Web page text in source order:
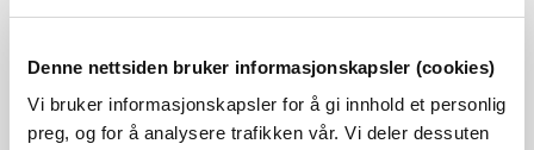
Denne nettsiden bruker informasjonskapsler (cookies)
Vi bruker informasjonskapsler for å gi innhold et personlig
preg, og for å analysere trafikken vår. Vi deler dessuten
Fråsegn etter synfaring - vedlegg -
7 MB
Fråsegn etter synfaring - Bjarne
Tokheim - dok 165
79 KB